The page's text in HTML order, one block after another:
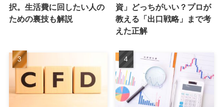
択。生活費に回したい人の
ための裏技も解説
資」どっちがいい？プロが
教える「出口戦略」まで考
えた正解